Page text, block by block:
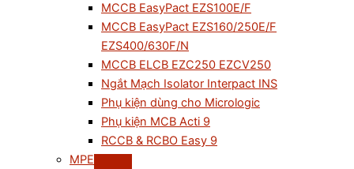
MCCB EasyPact EZS100E/F
MCCB EasyPact EZS160/250E/F
EZS400/630F/N
MCCB ELCB EZC250 EZCV250
Ngắt Mạch Isolator Interpact INS
Phụ kiện dùng cho Micrologic
Phụ kiện MCB Acti 9
RCCB & RCBO Easy 9
MPE